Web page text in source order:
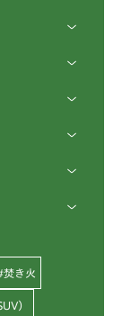
焚き火
）